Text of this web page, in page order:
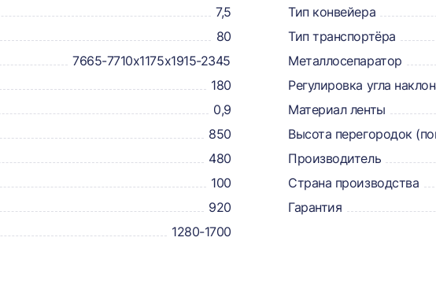
7,5
80
7665-7710х1175х1915-2345
180
0,9
850
480
100
920
1280-1700
Тип конвейера
Тип транспортёра
Металлосепаратор
Регулировка угла
Материал ленты
Высота перегородок
Производитель
Страна производства
Гарантия